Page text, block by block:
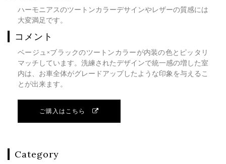
ハーモニアスのツートンカラーデサインやレザーの質感には
大変満足です。
コメント
ベージュ×ブラックのツートンカラーが内装の色とピッタリ
マッチしています。洗練されたデザインで統一感の増した室
内は、お車全体がグレードアップしたような印象を与えるこ
とが出来ます。
ご購入はこちら
Category